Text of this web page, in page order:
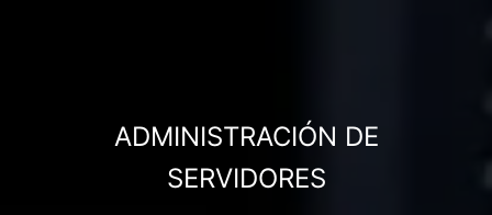
ADMINISTRACIÓN DE
SERVIDORES